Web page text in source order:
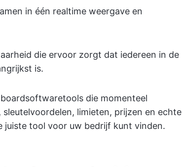
in één realtime weergave en
die ervoor zorgt dat iedereen in de
is.
die momenteel
limieten, prijzen en echte
juiste tool voor uw bedrijf kunt vinden.